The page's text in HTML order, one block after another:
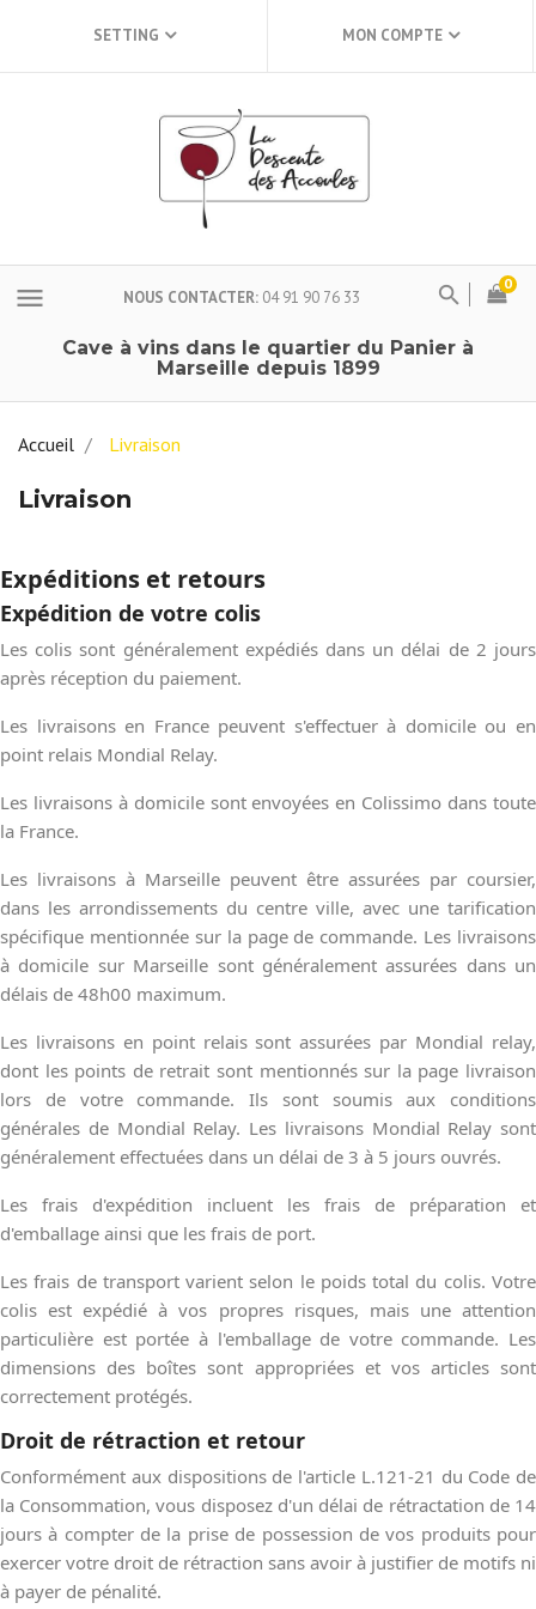
SETTING MON COMPTE
menu NOUS CONTACTER 04 91 90 76 33
0
Cave à vins dans le quartier du Panier à
Marseille depuis 1899
Accueil Livraison
Livraison
Expéditions et retours
Expédition de votre colis
Les colis sont généralement expédiés dans un délai de 2 jours
après réception du paiement.
Les livraisons en France peuvent s'effectuer à domicile ou en
point relais Mondial Relay.
Les livraisons à domicile sont envoyées en Colissimo dans toute
la France.
Les livraisons à Marseille peuvent être assurées par coursier,
dans les arrondissements du centre ville, avec une tarification
spécifique mentionnée sur la page de commande. Les livraisons
à domicile sur Marseille sont généralement assurées dans un
délais de 48h00 maximum.
Les livraisons en point relais sont assurées par Mondial relay,
dont les points de retrait sont mentionnés sur la page livraison
lors de votre commande. Ils sont soumis aux conditions
générales de Mondial Relay. Les livraisons Mondial Relay sont
généralement effectuées dans un délai de 3 à 5 jours ouvrés.
Les frais d'expédition incluent les frais de préparation et
d'emballage ainsi que les frais de port.
Les frais de transport varient selon le poids total du colis. Votre
colis est expédié à vos propres risques, mais une attention
particulière est portée à l'emballage de votre commande. Les
dimensions des boîtes sont appropriées et vos articles sont
correctement protégés.
Droit de rétraction et retour
Conformément aux dispositions de l'article L.121-21 du Code de
la Consommation, vous disposez d'un délai de rétractation de 14
jours à compter de la prise de possession de vos produits pour
exercer votre droit de rétraction sans avoir à justifier de motifs ni
à payer de pénalité.